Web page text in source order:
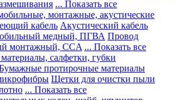
... Показать все
монтажные, акустические
кабель Акустический кабель
медный, ПГВА Провод
монтажный, CCA ... Показать все
салфетки, губки
протирочные материалы
Щетки для очистки пыли
... Показать все